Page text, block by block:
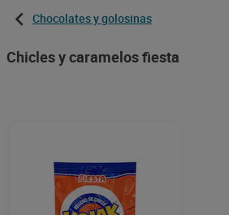
Chocolates y golosinas
Chicles y caramelos fiesta